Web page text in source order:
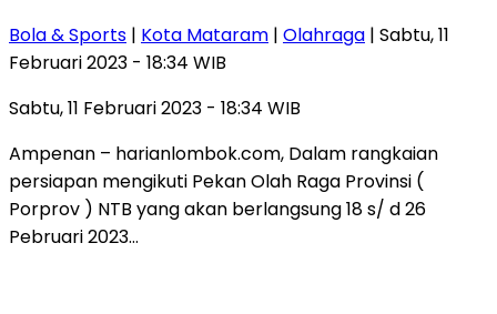
Bola & Sports | Kota Mataram | Olahraga | Sabtu, 11
Februari 2023 - 18:34 WIB
Sabtu, 11 Februari 2023 - 18:34 WIB
Ampenan – harianlombok.com, Dalam rangkaian
persiapan mengikuti Pekan Olah Raga Provinsi (
Porprov ) NTB yang akan berlangsung 18 s/ d 26
Pebruari 2023…